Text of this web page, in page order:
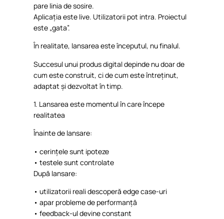
pare linia desosire.
Aplicația este live. Utilizatorii pot intra. Proiectul
este „gata”.
În realitate, lansarea esteînceputul, nufinalul.
Succesulunui produsdigitaldepinde nudoarde
cumesteconstruit, ci decumesteîntreținut,
adaptat șidezvoltat întimp.
1. Lansarea este momentulîncareîncepe
realitatea
Înaintede lansare:
•cerințelesunt ipoteze
•testelesuntcontrolate
După lansare:
•utilizatorii realidescoperă edge case-uri
•apar problemede performanță
•feedback-uldevineconstant